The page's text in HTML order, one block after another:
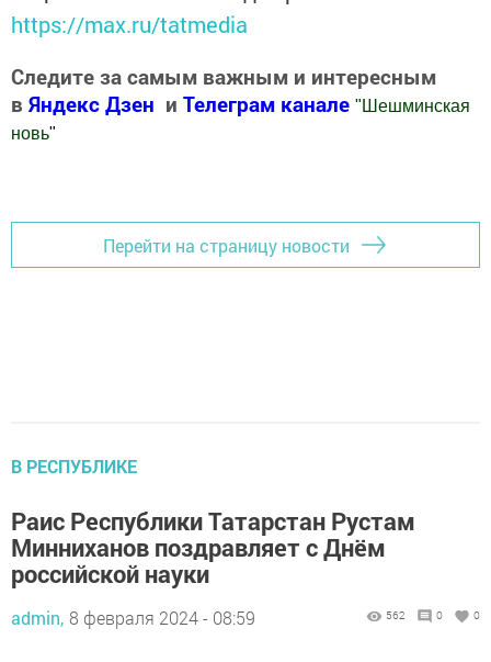
https://max.ru/tatmedia
Следите за самым важным и интересным
в Яндекс Дзен и Телеграм канале " Шешминская
новь"
Перейти на страницу новости
В РЕСПУБЛИКЕ
Раис Республики Татарстан Рустам
Минниханов поздравляет с Днём
российской науки
admin, 8 февраля 2024 - 08:59 562 0 0